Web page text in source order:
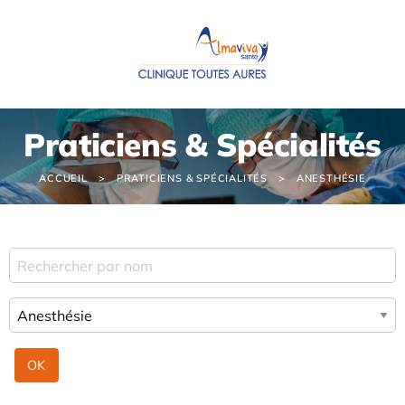
Praticiens & Spécialités
ACCUEIL PRATICIENS & SPÉCIALITÉS ANESTHÉSIE